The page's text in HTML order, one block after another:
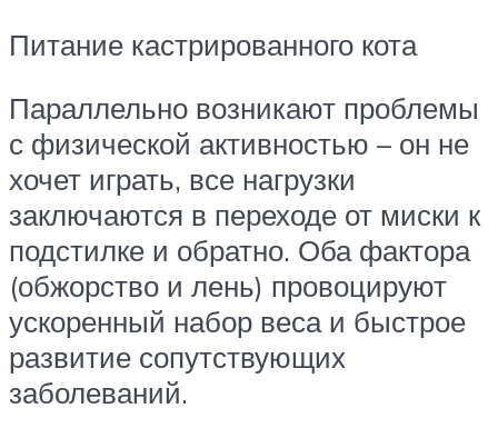
Питание кастрированного кота
Параллельно возникают проблемы
с физической активностью – он не
хочет играть, все нагрузки
заключаются в переходе от миски к
подстилке и обратно. Оба фактора
(обжорство и лень) провоцируют
ускоренный набор веса и быстрое
развитие сопутствующих
заболеваний.